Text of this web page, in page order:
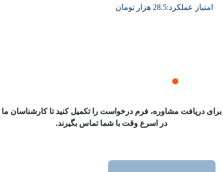
امتیاز عملکرد:28.5 هزار تومان
برای دریافت مشاوره، فرم درخواست را تکمیل کنید تا کارشناسان ما
در اسرع وقت با شما تماس بگیرند.